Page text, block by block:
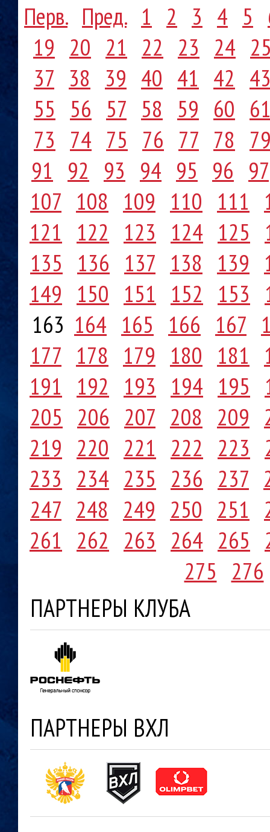
Перв. Пред. 1 2 3 4 5
19 20 21 22 23 24
37 38 39 40 41 42
55 56 57 58 59 60
73 74 75 76 77 78
91 92 93 94 95 96 97
107 108 109 110 111
121 122 123 124 125
135 136 137 138 139
149 150 151 152 153
163 164 165 166 167
177 178 179 180 181
191 192 193 194 195
205 206 207 208 209
219 220 221 222 223
233 234 235 236 237
247 248 249 250 251
261 262 263 264 265
275 276
ПАРТНЕРЫ КЛУБА
ПАРТНЕРЫ ВХЛ